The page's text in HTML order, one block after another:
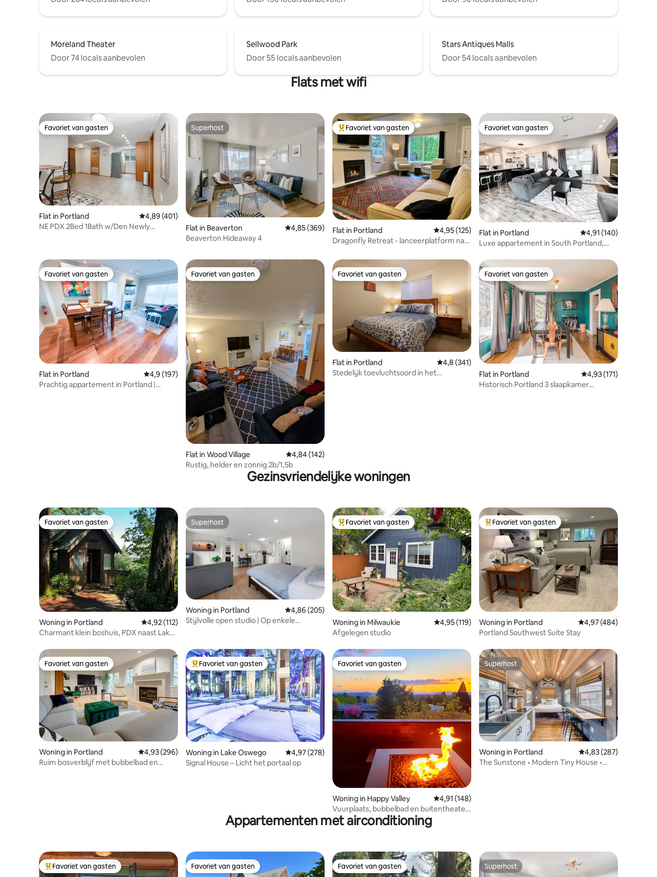
Moreland Theater
Door 74 locals aanbevolen
Sellwood Park
Door 55 locals aanbevolen
Stars Antiques Malls
Door 54 locals aanbevolen
Flats met wifi
Favoriet van gasten
Favoriet van gasten
Flat in Portland Gemiddelde beoordeling van 4,89 op 5, 401 recensies
4,89 (401)
NE PDX 2Bed 1Bath w/Den Newly
Superhost
Superhost
Flat in Beaverton Gemiddelde beoordeling van 4,85 op 5, 369 recensies
4,85 (369)
Beaverton Hideaway 4
Topfavoriet van gasten
Favoriet van gasten
Flat in Portland Gemiddelde beoordeling van 4,95 op 5, 125 recensies
4,95 (125)
Dragonfly Retreat - lanceerplatform naar
Favoriet van gasten
Favoriet van gasten
Flat in Portland Gemiddelde
4,91 (140)
Luxe appartement in South Portland,
Favoriet van gasten
Favoriet van gasten
Flat in Portland Gemiddelde beoordeling van 4,9 op 5, 197 recensies
4,9 (197)
Prachtig appartement in Portland |
Favoriet van gasten
Favoriet van gasten
Flat in Wood Village Gemiddelde beoordeling van 4,84 op 5, 142 recensies
4,84 (142)
Rustig, helder en zonnig 2b/1,5b
Favoriet van gasten
Favoriet van gasten
Flat in Portland Gemiddelde beoordeling van 4,8 op 5, 341 recensies
4,8 (341)
Stedelijk toevluchtsoord in het
Favoriet van gasten
Favoriet van gasten
Flat in Portland Gemiddelde
4,93 (171)
Historisch Portland 3 slaapkamer
Gezinsvriendelijke woningen
Favoriet van gasten
Favoriet van gasten
Woning in Portland Gemiddelde beoordeling van 4,92 op 5, 112 recensies
4,92 (112)
Charmant klein boshuis, PDX naast Lake
Superhost
Superhost
Woning in Portland Gemiddelde beoordeling van 4,86 op 5, 205 recensies
4,86 (205)
Stijlvolle open studio | Op enkele
Topfavoriet van gasten
Favoriet van gasten
Woning in Milwaukie Gemiddelde beoordeling van 4,95 op 5, 119 recensies
4,95 (119)
Afgelegen studio
Topfavoriet van gasten
Favoriet van gasten
Woning in Portland Gemiddelde
4,97 (484)
Portland Southwest Suite Stay
Favoriet van gasten
Favoriet van gasten
Woning in Portland Gemiddelde beoordeling van 4,93 op 5, 296 recensies
4,93 (296)
Ruim bosverblijf met bubbelbad en
Topfavoriet van gasten
Favoriet van gasten
Woning in Lake Oswego Gemiddelde beoordeling van 4,97 op 5, 278 recensies
4,97 (278)
Signal House – Licht het portaal op
Favoriet van gasten
Favoriet van gasten
Woning in Happy Valley Gemiddelde beoordeling van 4,91 op 5, 148 recensies
4,91 (148)
Vuurplaats, bubbelbad en buitentheater
op het dak
Superhost
Superhost
Woning in Portland Gemiddelde
4,83 (287)
The Sunstone • Modern Tiny House •
Appartementen met airconditioning
Topfavoriet van gasten
Favoriet van gasten Favoriet van gasten
Favoriet van gasten Favoriet van gasten
Favoriet van gasten Superhost
Superhost